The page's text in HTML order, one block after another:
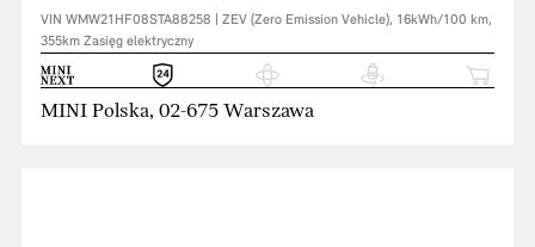
VIN WMW21HF08STA88258 | ZEV (Zero Emission Vehicle), 16kWh/100 km,
355km Zasięg elektryczny
MINI Polska, 02-675 Warszawa